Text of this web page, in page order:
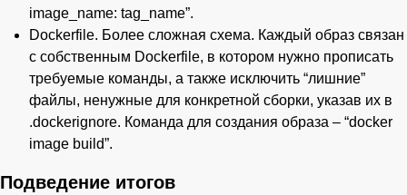
image_name: tag_name”.
Dockerfile. Более сложная схема. Каждый образ связан
с собственным Dockerfile, в котором нужно прописать
требуемые команды, а также исключить “лишние”
файлы, ненужные для конкретной сборки, указав их в
.dockerignore. Команда для создания образа – “docker
image build”.
Подведение итогов